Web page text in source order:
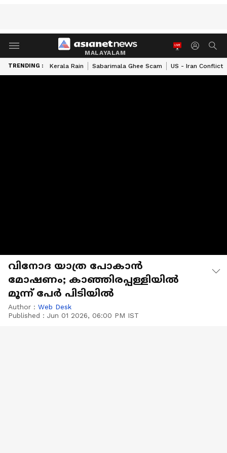
MALAYALAM
TRENDING : Kerala Rain Sabarimala Ghee Scam US - Iran Conflict
വിനോദ യാത്ര പോകാൻ
മോഷണം; കാഞ്ഞിരപ്പള്ളിയിൽ
മൂന്ന് പേർ പിടിയിൽ
Author : Web Desk
Published : Jun 01 2026, 06:00 PM IST